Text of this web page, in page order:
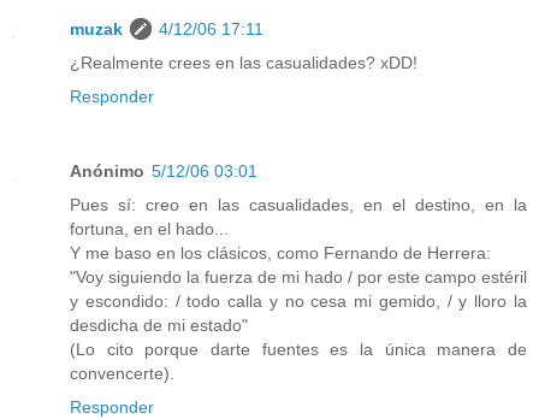
muzak
4/12/06 17:11
¿Realmente crees en las casualidades? xDD!
Responder
Anónimo 5/12/06 03:01
Pues sí: creo en las casualidades, en el destino, en la
fortuna, en el hado...
Y me baso en los clásicos, como Fernando de Herrera:
"Voy siguiendo la fuerza de mi hado / por este campo estéril
y escondido: / todo calla y no cesa mi gemido, / y lloro la
desdicha de mi estado"
(Lo cito porque darte fuentes es la única manera de
convencerte).
Responder